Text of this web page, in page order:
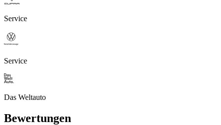
Service
Service
Das Weltauto
Bewertungen